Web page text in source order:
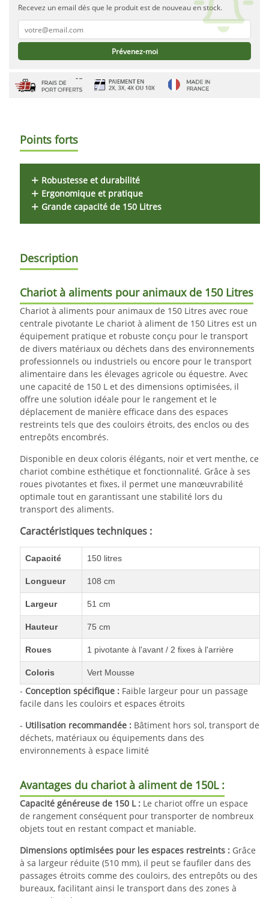
Recevez un email dés que le produit est de nouveau en stock.
Prévenez-moi
Points forts
Robustesse et durabilité
Ergonomique et pratique
Grande capacité de 150 Litres
Description
Chariotà aliments pour animaux de 150 Litres
Chariot à aliments pour animaux de 150 Litres avec roue
centrale pivotante Le chariot à aliment de 150 Litres est un
équipement pratique et robuste conçu pour le transport
de divers matériaux ou déchets dans des environnements
professionnels ou industriels ou encore pour le transport
alimentaire dans les élevages agricole ou équestre. Avec
une capacité de 150 L et des dimensions optimisées, il
offre une solution idéale pour le rangement et le
déplacement de manière efficace dans des espaces
restreints tels que des couloirs étroits, des enclos ou des
entrepôts encombrés.
Disponible en deux coloris élégants, noir et vert menthe, ce
chariot combine esthétique et fonctionnalité. Grâce à ses
roues pivotantes et fixes, il permet une manœuvrabilité
optimale tout en garantissant une stabilité lors du
transport des aliments.
Caractéristiques techniques :
Capacité 150 litres
Longueur 108 cm
Largeur 51 cm
Hauteur 75 cm
Roues 1 pivotante à l'avant / 2 fixes à l'arrière
Coloris Vert Mousse
- Conception spécifique : Faible largeur pour un passage
facile dans les couloirs et espaces étroits
- Utilisation recommandée : Bâtiment hors sol, transport de
déchets, matériaux ou équipements dans des
environnements à espace limité
Avantages du chariot à aliment de 150L :
Capacité généreuse de 150 L : Le chariot offre un espace
de rangement conséquent pour transporter de nombreux
objets tout en restant compact et maniable.
Dimensions optimisées pour les espaces restreints : Grâce
à sa largeur réduite (510 mm), il peut se faufiler dans des
passages étroits comme des couloirs, des entrepôts ou des
bureaux, facilitant ainsi le transport dans des zones à